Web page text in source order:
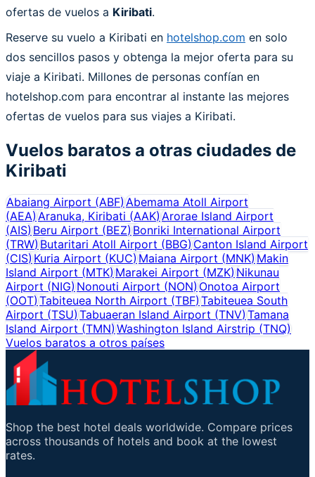
ofertas de vuelos a Kiribati.
Reserve su vuelo a Kiribati en hotelshop.com en solo
dos sencillos pasos y obtenga la mejor oferta para su
viaje a Kiribati. Millones de personas confían en
hotelshop.com para encontrar al instante las mejores
ofertas de vuelos para sus viajes a Kiribati.
Vuelos baratos a otras ciudades de
Kiribati
Abaiang Airport (ABF)Abemama Atoll Airport
(AEA)Aranuka, Kiribati (AAK) Arorae Island Airport
(AIS)Beru Airport (BEZ) Bonriki International Airport
(TRW)Butaritari Atoll Airport (BBG) Canton Island Airport
(CIS)Kuria Airport (KUC) Maiana Airport (MNK) Makin
Island Airport (MTK)Marakei Airport (MZK) Nikunau
Airport (NIG)Nonouti Airport (NON) Onotoa Airport
(OOT)Tabiteuea North Airport (TBF)Tabiteuea South
Airport (TSU)Tabuaeran Island Airport (TNV) Tamana
Island Airport (TMN)Washington Island Airstrip (TNQ)
Vuelos baratos a otros países
Shop the best hotel deals worldwide. Compare prices
across thousands of hotels and book at the lowest
rates.